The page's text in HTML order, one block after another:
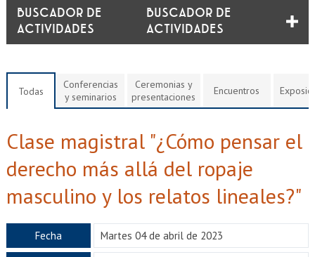
FACULTAD
PREGRADO
ADMISIÓN
INVESTIGACIÓN
BIBLIOTECAS
EXTENSIÓN
Académicos Estudiantes
BUSCADOR DE
ACTIVIDADES
Todas
Conferencias
y seminarios
Ceremonias y
presentaciones
Encuentros
Clase magistral "¿Cómo pensar el
derecho más allá del ropaje
masculino y los relatos lineales?"
Fecha Martes 04 de abril de 2023